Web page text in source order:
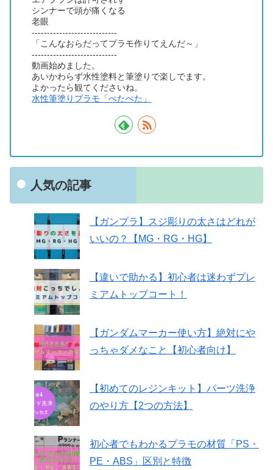
シンナーで頭が痛くなる
老眼
----------------------------
「こんなおらだってプラモ作りてえんだ～」
----------------------------
動画始めました。
あいかわらず水性塗料と筆塗りで楽しでます。
よかったら観てくださいね。
水性筆塗りプラモ「ぺたぺた」
人気の記事
【ガンプラ】スジ彫りの太さはどれが
いいの？【MG・RG・HG】
【違いで助かる】初心者は迷わずプレ
ミアムトップコート！
【ガンダムマーカー使い方】絶対にや
っちゃダメなこと【初心者向け】
【初めてのレジンキット】パーツ洗浄
のやり方【2つの方法】
初心者でもわかるプラモの材質「PS・
PE・ABS」区別と特徴